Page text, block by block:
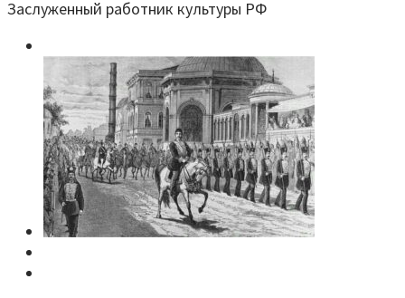
Заслуженный работник культуры РФ